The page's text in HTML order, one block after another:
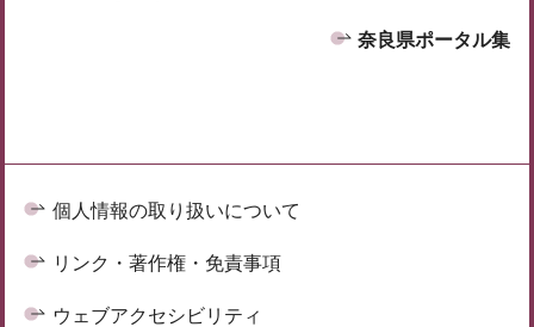
奈良県ポータル集
個人情報の取り扱いについて
リンク・著作権・免責事項
ウェブアクセシビリティ